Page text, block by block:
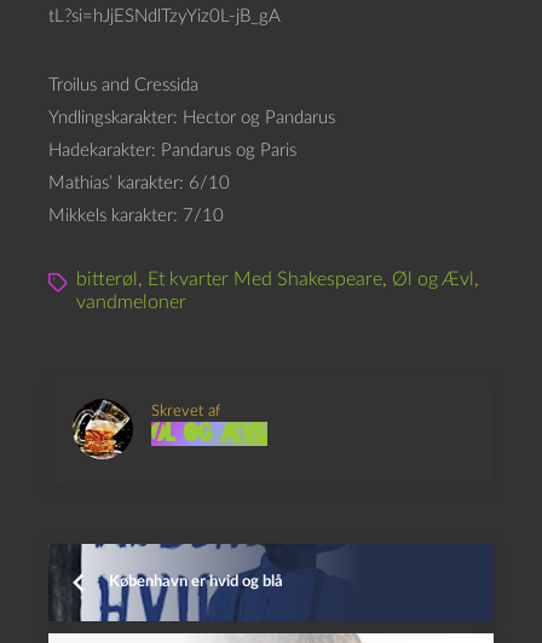
tL?si=hJjESNdlTzyYiz0L-jB_gA
Troilus and Cressida
Yndlingskarakter: Hector og Pandarus
Hadekarakter: Pandarus og Paris
Mathias’ karakter: 6/10
Mikkels karakter: 7/10
bitterøl , Et kvarter Med Shakespeare, Øl og Ævl ,
vandmeloner
Skrevet af
Øl og Ævl
København er hvid og blå